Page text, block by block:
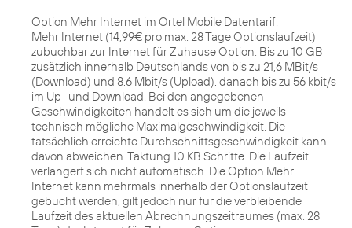
Option Mehr Internet im Ortel Mobile Datentarif:
Mehr Internet (14,99€ pro max. 28 Tage Optionslaufzeit)
zubuchbar zur Internet für Zuhause Option: Bis zu 10 GB
zusätzlich innerhalb Deutschlands von bis zu 21,6 MBit/s
(Download) und 8,6 Mbit/s (Upload), danach bis zu 56 kbit/s
im Up- und Download. Bei den angegebenen
Geschwindigkeiten handelt es sich um die jeweils
technisch mögliche Maximalgeschwindigkeit. Die
tatsächlich erreichte Durchschnittsgeschwindigkeit kann
davon abweichen. Taktung 10 KB Schritte. Die Laufzeit
verlängert sich nicht automatisch. Die Option Mehr
Internet kann mehrmals innerhalb der Optionslaufzeit
gebucht werden, gilt jedoch nur für die verbleibende
Laufzeit des aktuellen Abrechnungszeitraumes (max. 28